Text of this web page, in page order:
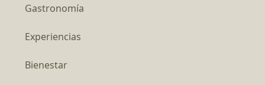
Gastronomía
Experiencias
Bienestar